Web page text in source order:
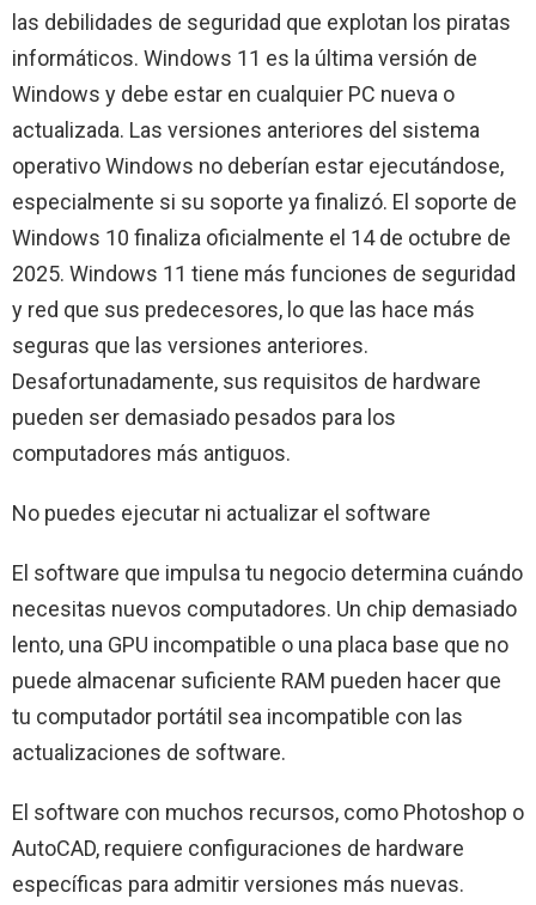
las debilidades de seguridad que explotan los piratas
informáticos. Windows 11 es la última versión de
Windows y debe estar en cualquier PC nueva o
actualizada. Las versiones anteriores del sistema
operativo Windows no deberían estar ejecutándose,
especialmente si su soporte ya finalizó. El soporte de
Windows 10 finaliza oficialmente el 14 de octubre de
2025. Windows 11 tiene más funciones de seguridad
y red que sus predecesores, lo que las hace más
seguras que las versiones anteriores.
Desafortunadamente, sus requisitos de hardware
pueden ser demasiado pesados para los
computadores más antiguos.
No puedes ejecutar ni actualizar el software
El software que impulsa tu negocio determina cuándo
necesitas nuevos computadores. Un chip demasiado
lento, una GPU incompatible o una placa base que no
puede almacenar suficiente RAM pueden hacer que
tu computador portátil sea incompatible con las
actualizaciones de software.
El software con muchos recursos, como Photoshop o
AutoCAD, requiere configuraciones de hardware
específicas para admitir versiones más nuevas.